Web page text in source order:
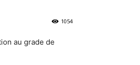
1054
au grade de